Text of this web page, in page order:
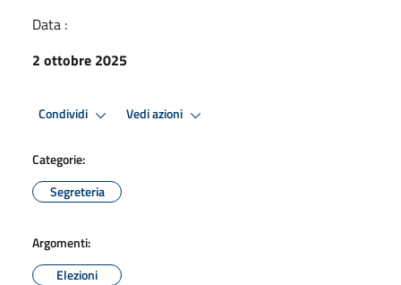
Data :
2 ottobre 2025
Condividi Vedi azioni
Categorie:
Segreteria
Argomenti:
Elezioni